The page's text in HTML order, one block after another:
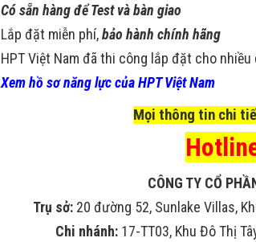
Có sẵn hàng để Test và bàn giao
Lắp đặt miễn phí,bảo hành chính hãng
HPT Việt Nam đã thi công lắp đặt cho
Xem hồ sơ năng lực của HPT Việt Nam
Mọi thông tin chi
CÔNG TY CỔ
Trụ sở: 20 đường 52, Sunlake Villas,
Chi nhánh:17-TT03, Khu Đô Thị